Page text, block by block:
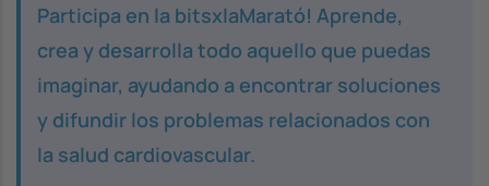
Participa en la bitsxlaMarató! Aprende,
crea y desarrolla todo aquello que puedas
imaginar, ayudando a encontrar soluciones
y difundir los problemas relacionados con
la salud cardiovascular.